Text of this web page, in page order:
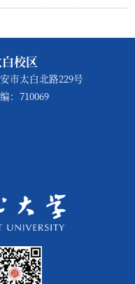
校区
市太白北路229号
：710069